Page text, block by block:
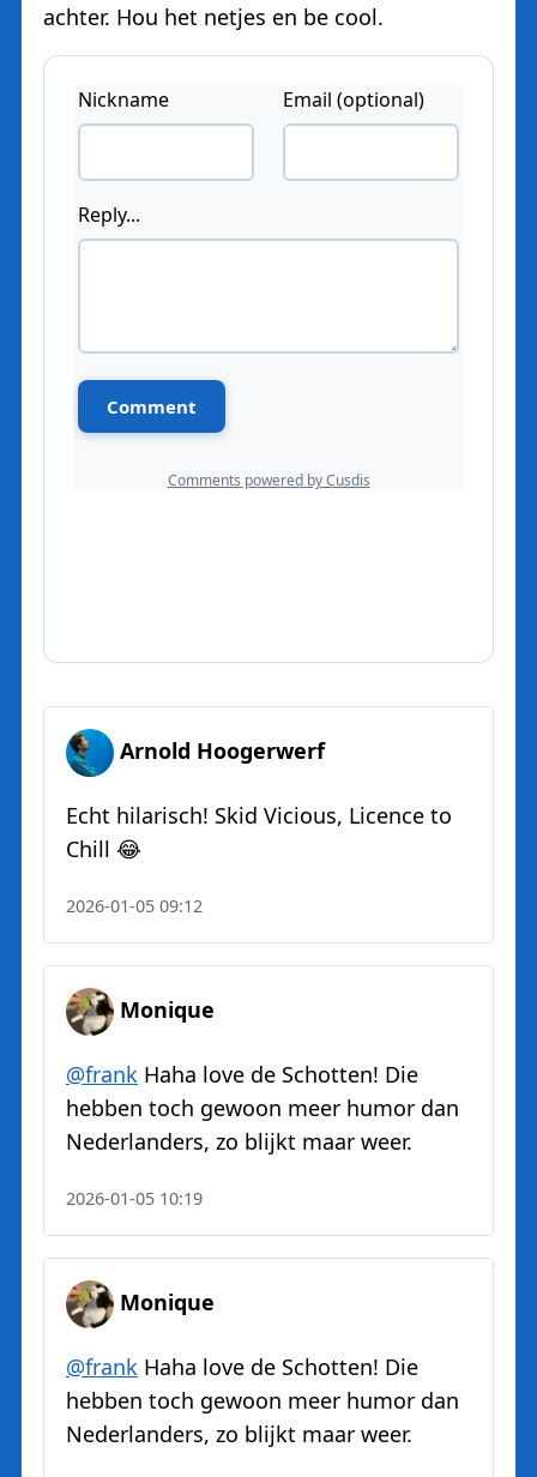
achter. Hou het netjes en be cool.
Arnold Hoogerwerf
Echt hilarisch! Skid Vicious, Licence to
Chill 😂
2026-01-05 09:12
Monique
@frank Haha love de Schotten! Die
hebben toch gewoon meer humor dan
Nederlanders, zo blijkt maar weer.
2026-01-05 10:19
Monique
@frank Haha love de Schotten! Die
hebben toch gewoon meer humor dan
Nederlanders, zo blijkt maar weer.